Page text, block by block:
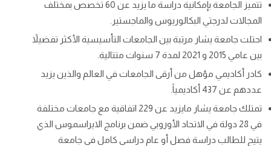
تتميز الجامعة بإمكانية دراسة ما يزيد عن 60 تخصص بمختلف
المجالات لدرجتي البكالوريوس والماجستير.
احتلت جامعة يشار مرتبة بين الجامعات التأسيسية الأكثر تفضيلاً
بين عامي 2015 و 2021 لمدة 7 سنوات متتالية.
كادر أكاديمي مؤهل من أرقى الجامعات في العالم والذين يزيد
عددهم عن 437 أكاديمياً.
تمتلك جامعة يشار مايزيد عن 229 اتفاقية مع جامعات مختلفة
في 28 دولة في الاتحاد الأوروبي ضمن برنامج الايراسموس الذي
يتيح للطالب دراسة فصل أو عام دراسي كامل في جامعة